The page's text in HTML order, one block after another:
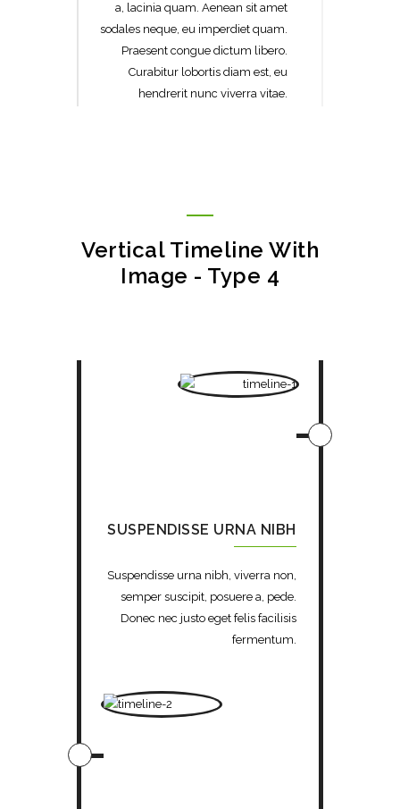
a, lacinia quam. Aenean sit amet
sodales neque, eu imperdiet quam.
Praesent congue dictum libero.
Curabitur lobortis diam est, eu
hendrerit nunc viverra vitae.
Vertical Timeline With
Image - Type 4
SUSPENDISSE URNA NIBH
Suspendisse urna nibh, viverra non,
semper suscipit, posuere a, pede.
Donec nec justo eget felis facilisis
fermentum.